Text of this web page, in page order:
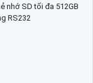
nhớ SD tối đa 512GB
RS232